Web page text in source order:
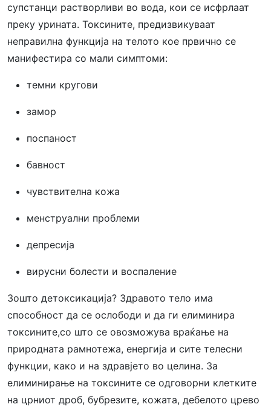
супстанци растворливи во вода, кои се исфрлаат
преку урината. Токсините, предизвикуваат
неправилна функција на телото кое првично се
манифестира со мали симптоми:
темни кругови
замор
поспаност
бавност
чувствителна кожа
менструални проблеми
депресија
вирусни болести и воспаление
Зошто детоксикација? Здравото тело има
способност да се ослободи и да ги елиминира
токсините,со што се овозможува враќање на
природната рамнотежа, енергија и сите телесни
функции, како и на здравјето во целина. За
елиминирање на токсините се одговорни клетките
на црниот дроб, бубрезите, кожата, дебелото црево